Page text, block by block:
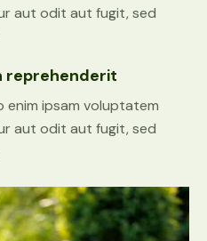
aut odit aut fugit, sed
reprehenderit
enim ipsam voluptatem
aut odit aut fugit, sed